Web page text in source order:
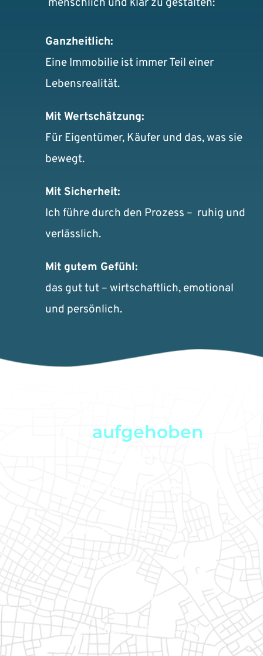
Und ich gehe diesen Weg gemeinsam
menschlich und klar zu gestalten:
Ganzheitlich:
Eine Immobilie ist immer Teil einer
Lebensrealität.
Mit Wertschätzung:
Für Eigentümer, Käufer und das, was sie
bewegt.
Mit Sicherheit:
Ich führe durch den Prozess –  ruhig und
verlässlich.
Mit gutem Gefühl:
das gut tut – wirtschaftlich, emotional
und persönlich.
aufgehoben
0172 27 78 987
info@auler-immobilien.de
Kurze Straße 1, 74248 Ellhofen